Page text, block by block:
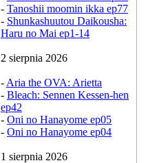
- Tanoshii moomin ikka ep77
- Shunkashuutou Daikousha:
Haru no Mai ep1-14
2 sierpnia 2026
- Aria the OVA: Arietta
- Bleach: Sennen Kessen-hen
ep42
- Oni no Hanayome ep05
- Oni no Hanayome ep04
1 sierpnia 2026